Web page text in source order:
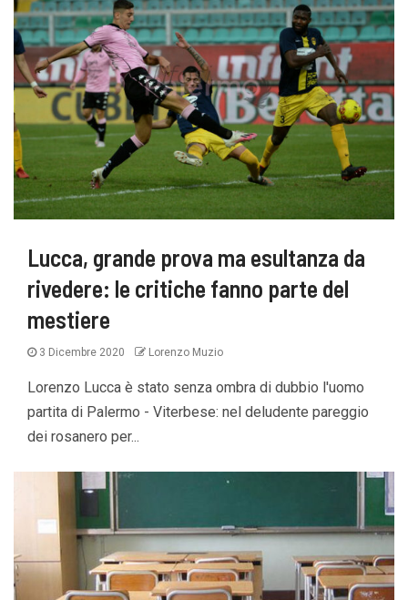
Lucca, grande prova ma esultanza da
rivedere: le critiche fanno parte del
mestiere
3 Dicembre 2020 Lorenzo Muzio
Lorenzo Lucca è stato senza ombra di dubbio l'uomo
partita di Palermo - Viterbese: nel deludente pareggio
dei rosanero per...